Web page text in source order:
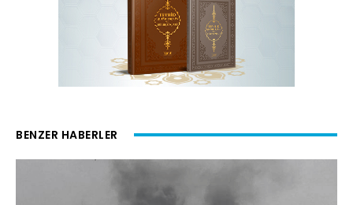
BENZER HABERLER